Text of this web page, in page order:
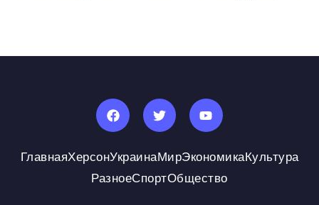
ГлавнаяХерсонУкраинаМирЭкономикаКультура
РазноеСпортОбщество